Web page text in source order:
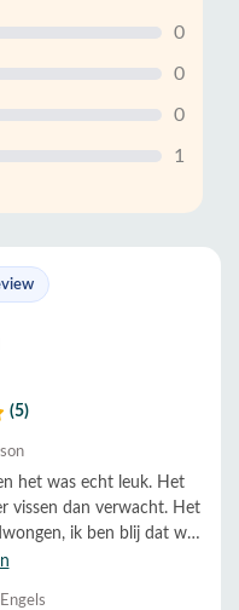
0
0
0
1
(5)
het was echt leuk. Het
vissen dan verwacht. Het
ik ben blij dat we